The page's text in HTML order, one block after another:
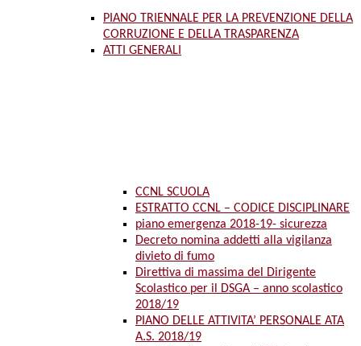
PIANO TRIENNALE PER LA PREVENZIONE DELLA
CORRUZIONE E DELLA TRASPARENZA
ATTI GENERALI
CCNL SCUOLA
ESTRATTO CCNL – CODICE DISCIPLINARE
piano emergenza 2018-19- sicurezza
Decreto nomina addetti alla vigilanza
divieto di fumo
Direttiva di massima del Dirigente
Scolastico per il DSGA – anno scolastico
2018/19
PIANO DELLE ATTIVITA’ PERSONALE ATA
A.S. 2018/19